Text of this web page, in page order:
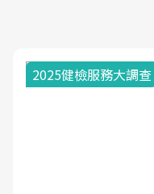
2025健檢服務大調查